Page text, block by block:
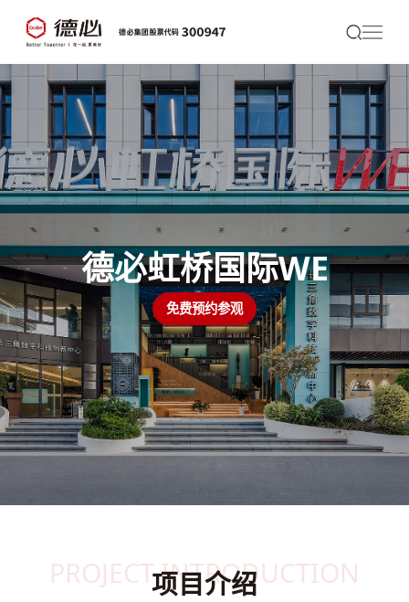
德必虹桥国际WE
免费预约参观
PROJECT INTRODUCTION
项目介绍